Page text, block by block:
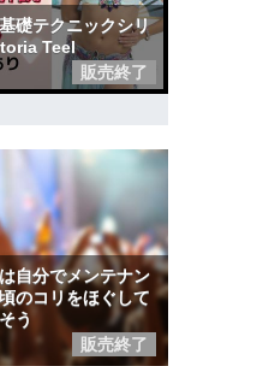
礎テクニックシリ
Teel
販売終了
自分でメンテナン
のコリをほぐして
う
販売終了